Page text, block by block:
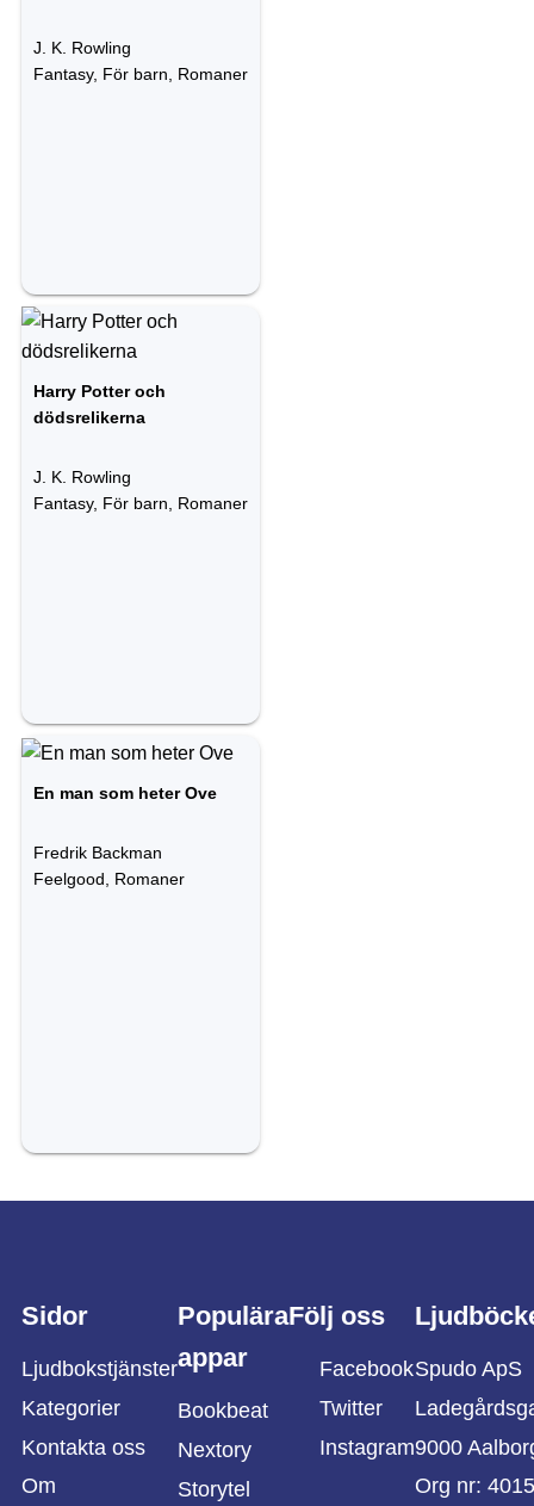
J. K. Rowling
Fantasy, För barn, Romaner
Harry Potter och
dödsrelikerna
J. K. Rowling
Fantasy, För barn, Romaner
En man som heter Ove
Fredrik Backman
Feelgood, Romaner
Sidor
Ljudbokstjänster
Kategorier
Kontakta oss
Om
Populära
appar
Bookbeat
Nextory
Storytel
Följ oss
Facebook
Twitter
Instagram
Spudo ApS
9000
Org nr: